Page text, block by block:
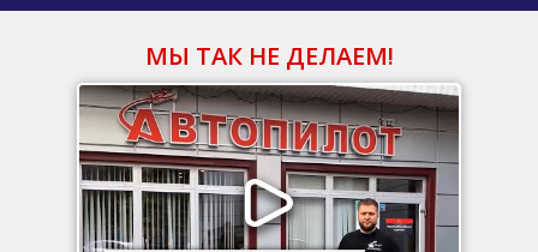
МЫ ТАК НЕ ДЕЛАЕМ!